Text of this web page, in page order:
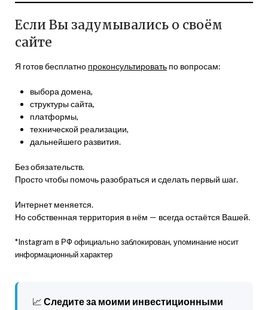
Если Вы задумывались о своём
сайте
Я готов бесплатно проконсультировать по вопросам:
выбора домена,
структуры сайта,
платформы,
технической реализации,
дальнейшего развития.
Без обязательств.
Просто чтобы помочь разобраться и сделать первый шаг.
Интернет меняется.
Но собственная территория в нём — всегда остаётся Вашей.
*Instagram в РФ официально заблокирован, упоминание носит
информационный характер
📈 Следите за моими инвестиционными